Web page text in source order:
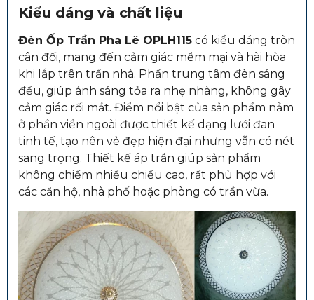
Kiểu dáng và chất liệu
Đèn Ốp Trần Pha Lê OPLH115 có kiểu dáng tròn
cân đối, mang đến cảm giác mềm mại và hài hòa
khi lắp trên trần nhà. Phần trung tâm đèn sáng
đều, giúp ánh sáng tỏa ra nhẹ nhàng, không gây
cảm giác rối mắt. Điểm nổi bật của sản phẩm nằm
ở phần viền ngoài được thiết kế dạng lưới đan
tinh tế, tạo nên vẻ đẹp hiện đại nhưng vẫn có nét
sang trọng. Thiết kế áp trần giúp sản phẩm
không chiếm nhiều chiều cao, rất phù hợp với
các căn hộ, nhà phố hoặc phòng có trần vừa.